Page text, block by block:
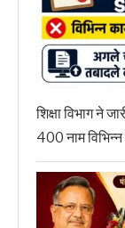
शिक्षा विभाग ने
400 नाम